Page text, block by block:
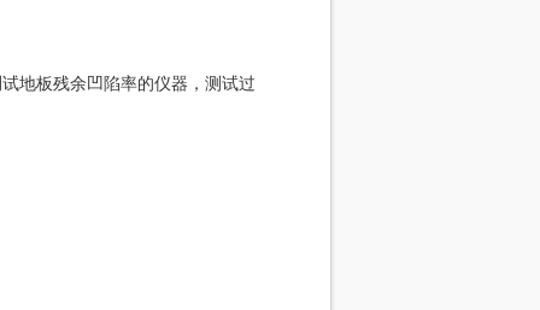
地板残余凹陷率的仪器，测试过